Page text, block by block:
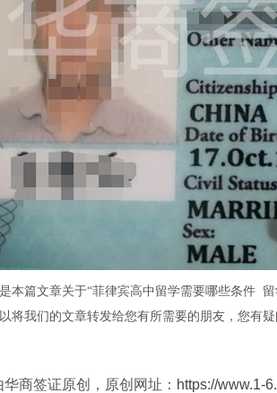
本篇文章关于“菲律宾高中留学需要哪些条件
将我们的文章转发给您有所需要的朋友，您有
华商签证原创，原创网址： https://www.1-